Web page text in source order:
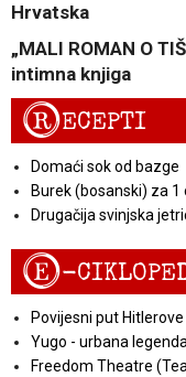
Hrvatska
„MALI ROMAN O
intimna knjiga
RECEPTI
Domaći sok od bazge
Burek (bosanski) za 1
Drugačija svinjska
E-
Povijesni put
Yugo - urbana legenda
Freedom Theatre